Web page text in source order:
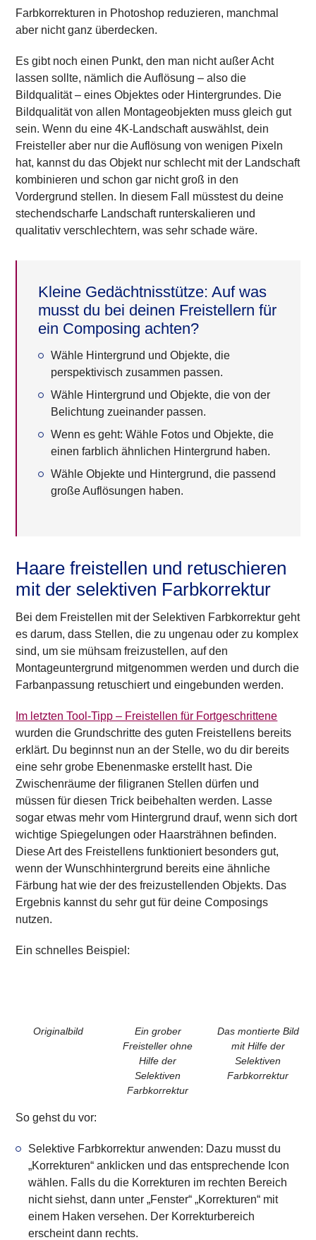
Farbkorrekturen in Photoshop reduzieren, manchmal
aber nicht ganz überdecken.
Es gibt noch einen Punkt, den man nicht außer Acht
lassen sollte, nämlich die Auflösung – also die
Bildqualität – eines Objektes oder Hintergrundes. Die
Bildqualität von allen Montageobjekten muss gleich gut
sein. Wenn du eine 4K-Landschaft auswählst, dein
Freisteller aber nur die Auflösung von wenigen Pixeln
hat, kannst du das Objekt nur schlecht mit der Landschaft
kombinieren und schon gar nicht groß in den
Vordergrund stellen. In diesem Fall müsstest du deine
stechendscharfe Landschaft runterskalieren und
qualitativ verschlechtern, was sehr schade wäre.
Kleine Gedächtnisstütze: Auf was
musst du bei deinen Freistellern für
ein Composing achten?
Wähle Hintergrund und Objekte, die
perspektivisch zusammen passen.
Wähle Hintergrund und Objekte, die von der
Belichtung zueinander passen.
Wenn es geht: Wähle Fotos und Objekte, die
einen farblich ähnlichen Hintergrund haben.
Wähle Objekte und Hintergrund, die passend
große Auflösungen haben.
Haare freistellen und retuschieren
mit der selektiven Farbkorrektur
Bei dem Freistellen mit der Selektiven Farbkorrektur geht
es darum, dass Stellen, die zu ungenau oder zu komplex
sind, um sie mühsam freizustellen, auf den
Montageuntergrund mitgenommen werden und durch die
Farbanpassung retuschiert und eingebunden werden.
Im letzten Tool-Tipp – Freistellen für Fortgeschrittene
wurden die Grundschritte des guten Freistellens bereits
erklärt. Du beginnst nun an der Stelle, wo du dir bereits
eine sehr grobe Ebenenmaske erstellt hast. Die
Zwischenräume der filigranen Stellen dürfen und
müssen für diesen Trick beibehalten werden. Lasse
sogar etwas mehr vom Hintergrund drauf, wenn sich dort
wichtige Spiegelungen oder Haarsträhnen befinden.
Diese Art des Freistellens funktioniert besonders gut,
wenn der Wunschhintergrund bereits eine ähnliche
Färbung hat wie der des freizustellenden Objekts. Das
Ergebnis kannst du sehr gut für deine Composings
nutzen.
Ein schnelles Beispiel:
Originalbild
Ein grober
Freisteller ohne
Hilfe der
Selektiven
Farbkorrektur
Das montierte Bild
mit Hilfe der
Selektiven
Farbkorrektur
So gehst du vor:
Selektive Farbkorrektur anwenden: Dazu musst du
„Korrekturen“ anklicken und das entsprechendeIcon
wählen. Falls du die Korrekturen im rechten Bereich
nicht siehst, dann unter „Fenster“ „Korrekturen“ mit
einem Haken versehen. Der Korrekturbereich
erscheint dann rechts.